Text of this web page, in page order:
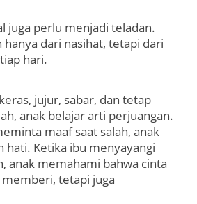
juga perlu menjadi teladan.
hanya dari nasihat, tetapi dari
hari.
jujur, sabar, dan tetap
anak belajar arti perjuangan.
maaf saat salah, anak
hati. Ketika ibu menyayangi
anak memahami bahwa cinta
tetapi juga